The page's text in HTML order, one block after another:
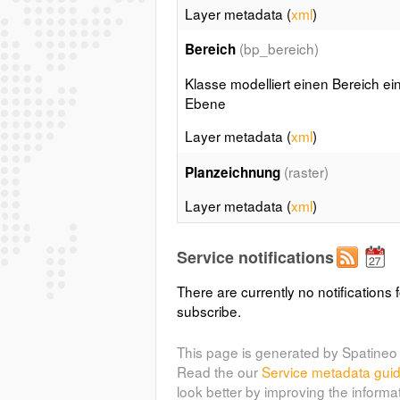
Layer metadata (xml)
Bereich (bp_bereich)
Klasse modelliert einen Bereich
Ebene
Layer metadata (xml)
Planzeichnung (raster)
Layer metadata (xml)
Service notifications
There are currently no notifications
subscribe.
This page is generated by
Read the ourService metadata
look better by improving the